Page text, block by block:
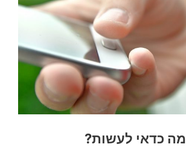
מה כדאי לעשות?